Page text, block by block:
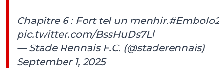
Chapitre 6 : Fort tel un menhir.
pic.twitter.com/BssHuDs7Ll
— Stade Rennais F.C. (@staderennais)
September 1, 2025